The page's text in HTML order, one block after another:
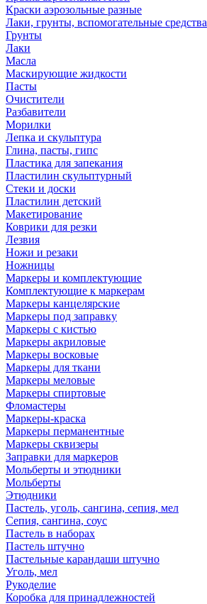
Краски аэрозольные разные
Лаки, грунты, вспомогательные средства
Грунты
Лаки
Масла
Маскирующие жидкости
Пасты
Очистители
Разбавители
Морилки
Лепка и скульптура
Глина, пасты, гипс
Пластика для запекания
Пластилин скульптурный
Стеки и доски
Пластилин детский
Макетирование
Коврики для резки
Лезвия
Ножи и резаки
Ножницы
Маркеры и комплектующие
Комплектующие к маркерам
Маркеры канцелярские
Маркеры под заправку
Маркеры с кистью
Маркеры акриловые
Маркеры восковые
Маркеры для ткани
Маркеры меловые
Маркеры спиртовые
Фломастеры
Маркеры-краска
Маркеры перманентные
Маркеры сквизеры
Заправки для маркеров
Мольберты и этюдники
Мольберты
Этюдники
Пастель, уголь, сангина, сепия, мел
Сепия, сангина, соус
Пастель в наборах
Пастель штучно
Пастельные карандаши штучно
Уголь, мел
Рукоделие
Коробка для принадлежностей